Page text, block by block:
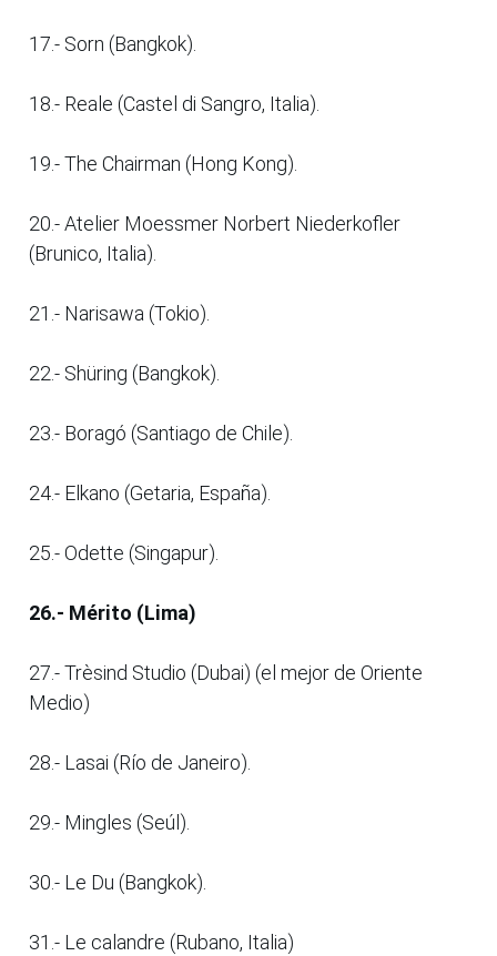
17.- Sorn (Bangkok).
18.- Reale (Castel di Sangro, Italia).
19.- The Chairman (Hong Kong).
20.- Atelier Moessmer Norbert Niederkofler
(Brunico, Italia).
21.- Narisawa (Tokio).
22.- Shüring (Bangkok).
23.- Boragó (Santiago de Chile).
24.- Elkano (Getaria, España).
25.- Odette (Singapur).
26.- Mérito (Lima)
27.- Trèsind Studio (Dubai) (el mejor de Oriente
Medio)
28.- Lasai (Río de Janeiro).
29.- Mingles (Seúl).
30.- Le Du (Bangkok).
31.- Le calandre (Rubano, Italia)